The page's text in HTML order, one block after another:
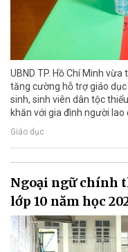
UBND TP. Hồ Chí Minh
tăng cường hỗ trợ giáo
sinh, sinh viên dân tộc
khăn với gia đình người lao
Giáo dục
Ngoại ngữ chính
lớp 10 năm học